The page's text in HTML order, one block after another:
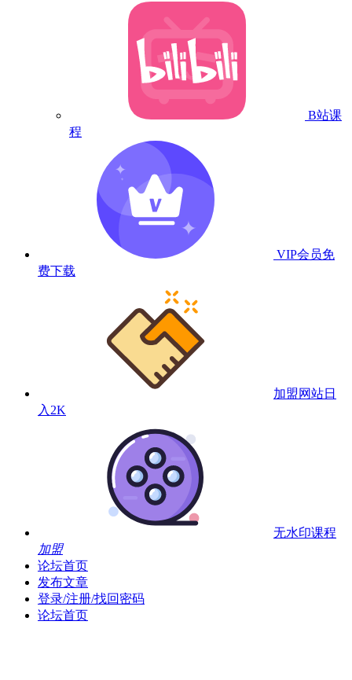
B站课
程
VIP会员免
费下载
加盟网站日
入2K
无水印课程
加盟
论坛首页
发布文章
登录/注册/找回密码
论坛首页